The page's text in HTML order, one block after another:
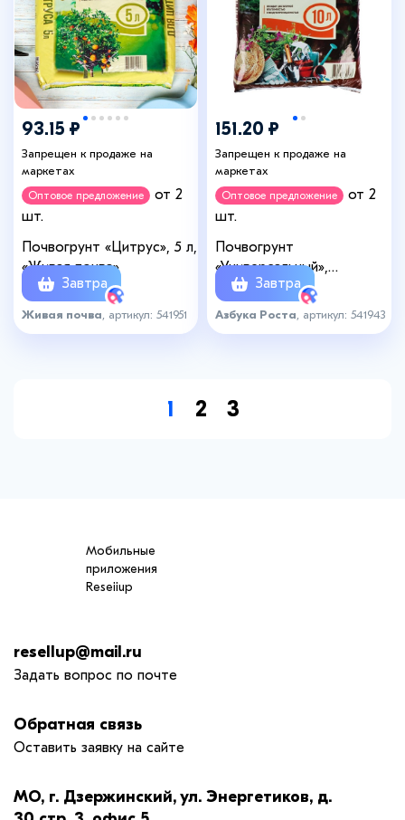
93.15 ₽
Запрещен к продаже на
маркетах
Оптовое предложение
от 2
шт.
Почвогрунт «Цитрус», 5 л,
«Живая почва»
Завтра
Живая почва , артикул: 541951
151.20 ₽
Запрещен к продаже на
маркетах
Оптовое предложение
от 2
шт.
Почвогрунт
«Универсальный»,
питательный, 10 л,
«Азбука Роста»
Завтра
Азбука Роста , артикул: 541943
1 2 3
Мобильные
приложения
Reseiiup
resellup@mail.ru
Задать вопрос по почте
Обратная связь
Оставить заявку на сайте
МО, г. Дзержинский, ул. Энергетиков, д.